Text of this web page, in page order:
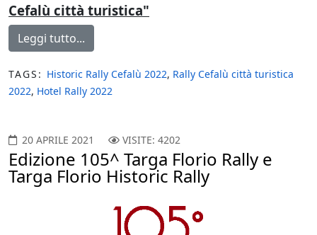
Cefalù città turistica"
Leggi tutto...
TAGS: Historic Rally Cefalù 2022, Rally Cefalù città turistica
2022, Hotel Rally 2022
20 APRILE 2021 VISITE: 4202
Edizione 105^ Targa Florio Rally e
Targa Florio Historic Rally